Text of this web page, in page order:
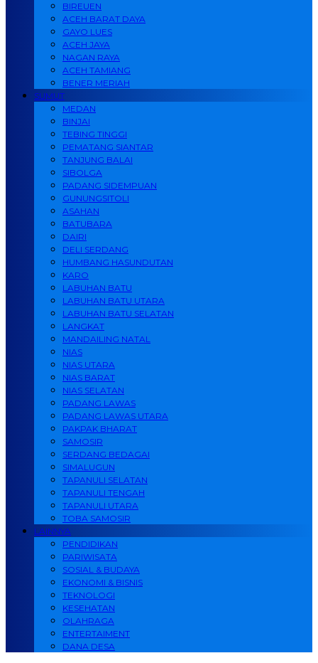
BIREUEN
ACEH BARAT DAYA
GAYO LUES
ACEH JAYA
NAGAN RAYA
ACEH TAMIANG
BENER MERIAH
SUMUT
MEDAN
BINJAI
TEBING TINGGI
PEMATANG SIANTAR
TANJUNG BALAI
SIBOLGA
PADANG SIDEMPUAN
GUNUNGSITOLI
ASAHAN
BATUBARA
DAIRI
DELI SERDANG
HUMBANG HASUNDUTAN
KARO
LABUHAN BATU
LABUHAN BATU UTARA
LABUHAN BATU SELATAN
LANGKAT
MANDAILING NATAL
NIAS
NIAS UTARA
NIAS BARAT
NIAS SELATAN
PADANG LAWAS
PADANG LAWAS UTARA
PAKPAK BHARAT
SAMOSIR
SERDANG BEDAGAI
SIMALUGUN
TAPANULI SELATAN
TAPANULI TENGAH
TAPANULI UTARA
TOBA SAMOSIR
LAINNYA
PENDIDIKAN
PARIWISATA
SOSIAL & BUDAYA
EKONOMI & BISNIS
TEKNOLOGI
KESEHATAN
OLAHRAGA
ENTERTAIMENT
DANA DESA